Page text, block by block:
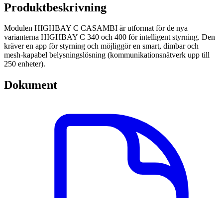
Produktbeskrivning
Modulen HIGHBAY C CASAMBI är utformat för de nya
varianterna HIGHBAY C 340 och 400 för intelligent styrning. Den
kräver en app för styrning och möjliggör en smart, dimbar och
mesh-kapabel belysningslösning (kommunikationsnätverk upp till
250 enheter).
Dokument